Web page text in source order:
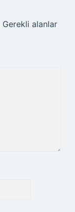
Gerekli alanlar